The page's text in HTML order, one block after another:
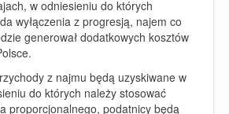
w odniesieniu do których
wyłączenia z progresją, najem co
generował dodatkowych kosztów
z najmu będą uzyskiwane w
do których należy stosować
proporcjonalnego, podatnicy będą